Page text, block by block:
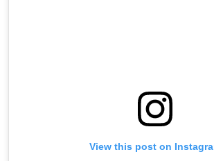
View this post on